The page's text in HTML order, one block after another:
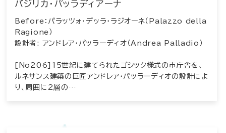
バジリカ・パッラディアーナ
Before：パラッツォ・デッラ・ラジオーネ（Palazzo della
Ragione）
設計者: アンドレア・パッラーディオ（Andrea Palladio）
[No206]15世紀に建てられたゴシック様式の市庁舎を、
ルネサンス建築の巨匠アンドレア・パッラーディオの設計によ
り、周囲に2層の…